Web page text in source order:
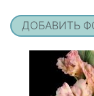
ДОБАВИТЬ